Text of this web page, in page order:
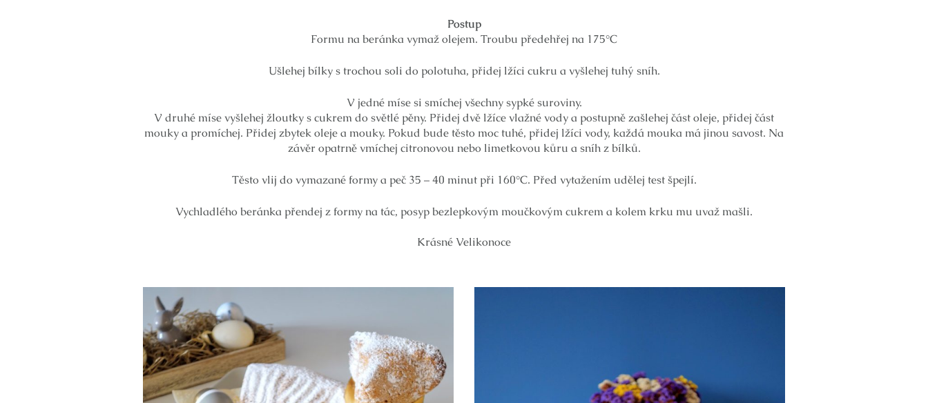
Postup
Formu na beránka vymaž olejem. Troubu předehřej na 175°C
Ušlehej bílky s trochou soli do polotuha, přidej lžíci cukru a vyšlehej tuhý sníh.
V jedné míse si smíchej všechny sypké suroviny.
V druhé míse vyšlehej žloutky s cukrem do světlé pěny. Přidej dvě lžíce vlažné vody a postupně zašlehej část oleje, přidej část
mouky a promíchej. Přidej zbytek oleje a mouky. Pokud bude těsto moc tuhé, přidej lžíci vody, každá mouka má jinou savost. Na
závěr opatrně vmíchej citronovou nebo limetkovou kůru a sníh z bílků.
Těsto vlij do vymazané formy a peč 35 – 40 minut při 160°C. Před vytažením udělej test špejlí.
Vychladlého beránka přendej z formy na tác, posyp bezlepkovým moučkovým cukrem a kolem krku mu uvaž mašli.
Krásné Velikonoce